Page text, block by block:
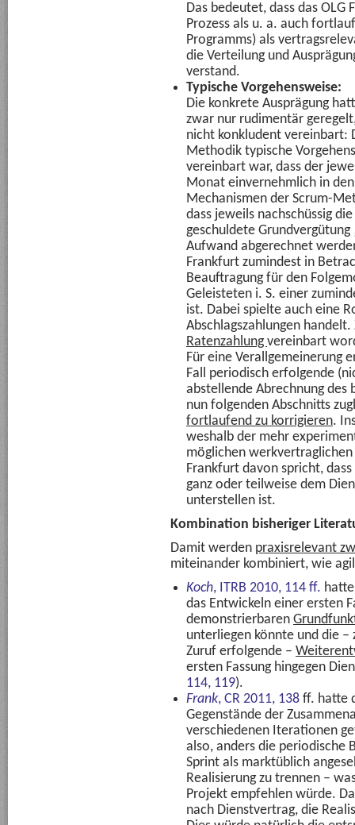
Das bedeutet, dass das
Prozess als u. a. auch
Programms) als
die Verteilung und
verstand.
Typische Vorgehensweise:
Die konkrete Ausprägung
zwar nur rudimentär
nicht konkludent vereinbart:
Methodik typische
vereinbart war, dass der
Monat einvernehmlich in
Mechanismen der Scrum-
dass jeweils nachschüssig
geschuldete
Aufwand abgerechnet
Frankfurt zumindest in
Beauftragung für den
Geleisteten i. S. einer
ist. Dabei spielte auch eine
Abschlagszahlungen
Ratenzahlungvereinbart
Für eine Verallgemeinerung
Fall periodisch erfolgende
abstellende Abrechnung des
nun folgenden Abschnitts
fortlaufend zu korrigieren.
weshalb der mehr
möglichen
Frankfurt davon spricht,
ganz oder teilweise dem
unterstellen ist.
Kombination bisheriger
Damit werden praxisrelevant
miteinander kombiniert, wie
Koch, ITRB 2010, 114 ff.
das Entwickeln einer ersten
demonstrierbaren
unterliegen könnte und die
Zuruf erfolgende –
ersten Fassung hingegen
114, 119).
Frank, CR 2011, 138 ff. hatte
Gegenstände der
verschiedenen Iterationen
also, anders die periodische
Sprint als marktüblich
Realisierung zu trennen –
Projekt empfehlen würde.
nach Dienstvertrag, die